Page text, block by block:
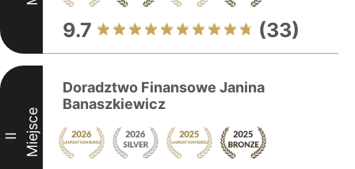
9.7 (33)
II Miejsce
Doradztwo Finansowe Janina
Banaszkiewicz